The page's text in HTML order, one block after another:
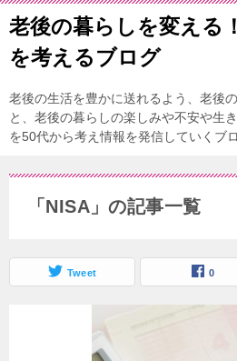
老後の暮らしを変える
を考えるブログ
老後の生活を豊かに送れるよう、老後
と、老後の暮らしの楽しみや不安や生
を50代から考え情報を発信していくブ
「NISA」の記事一覧
Tweet 0